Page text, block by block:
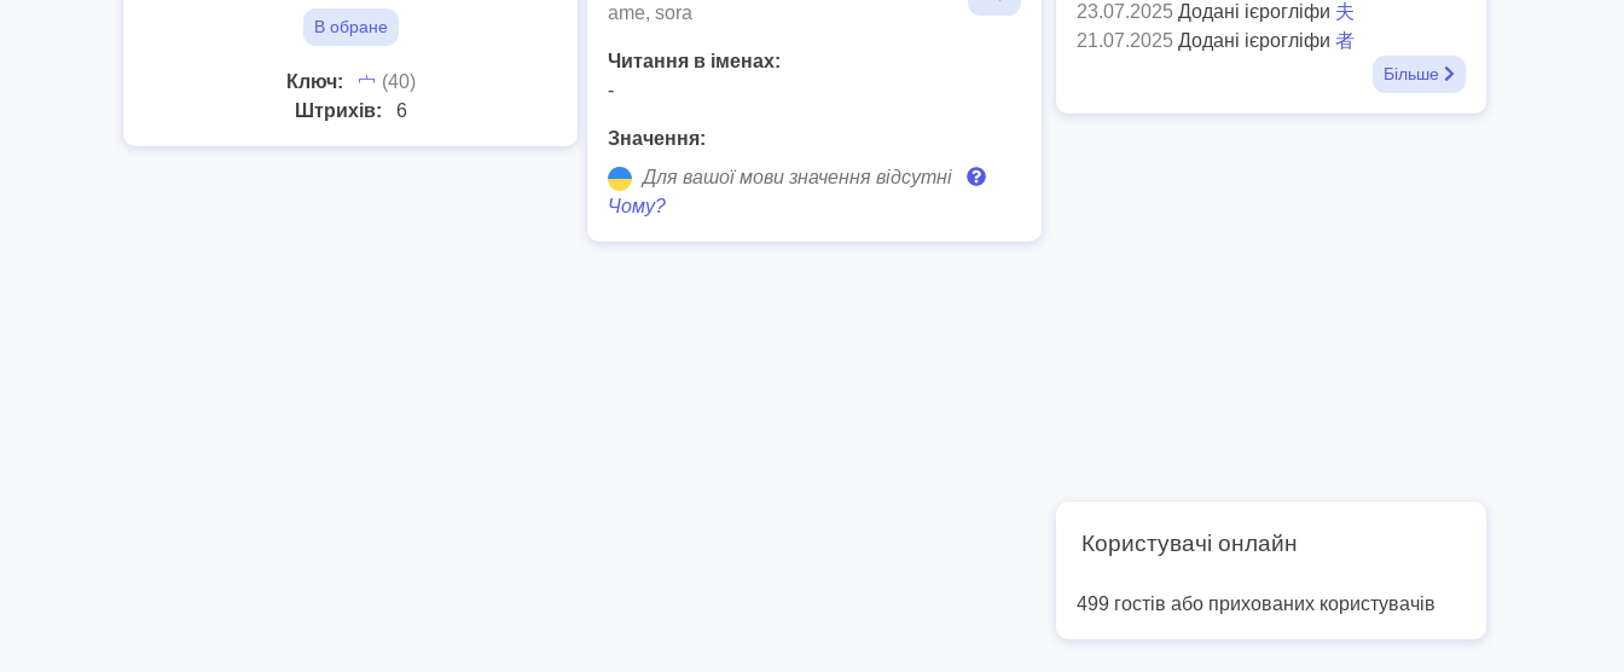
В обране
Ключ: ⼧ (40)
Штрихів:
6
ame, sora
Читання в іменах:
-
Значення:
Для вашої мови значення відсутні
Чому?
23.07.2025 Додані ієрогліфи 夫
21.07.2025 Додані ієрогліфи 者
Більше
Користувачі онлайн
499 гостів або прихованих користувачів